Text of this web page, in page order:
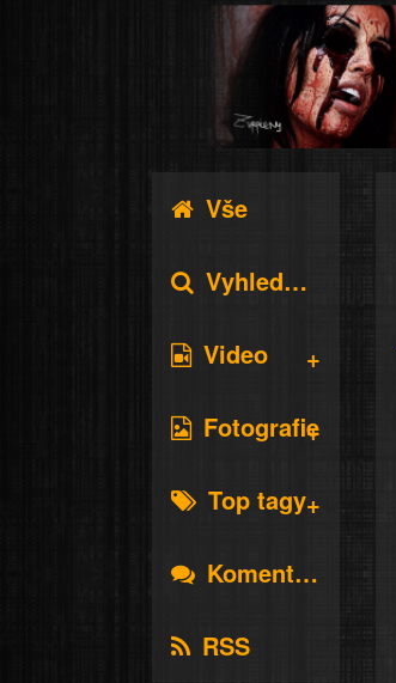
Vše
Vyhledávání
Video
Fotografie
Top tagy
Komentáře
RSS